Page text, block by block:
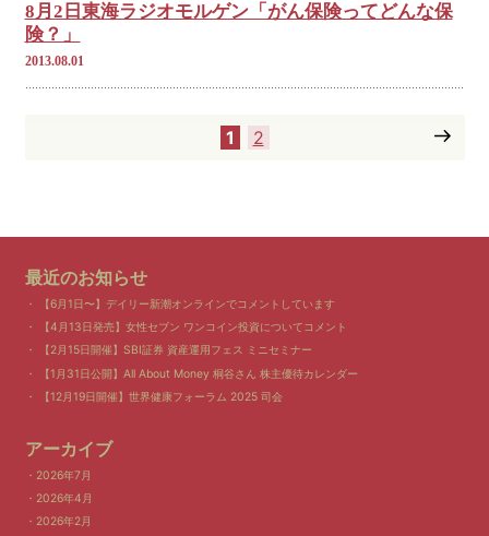
8月2日東海ラジオモルゲン「がん保険ってどんな保
険？」
2013.08.01
1 2
最近のお知らせ
【6月1日〜】デイリー新潮オンラインでコメントしています
【4月13日発売】女性セブン ワンコイン投資についてコメント
【2月15日開催】SBI証券 資産運用フェス ミニセミナー
【1月31日公開】All About Money 桐谷さん 株主優待カレンダー
【12月19日開催】世界健康フォーラム 2025 司会
アーカイブ
2026年7月
2026年4月
2026年2月